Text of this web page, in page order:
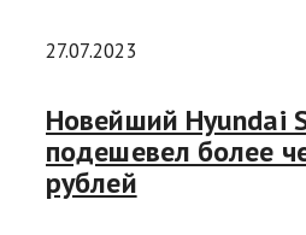
27.07.2023
Новейший Hyundai
подешевел более
рублей